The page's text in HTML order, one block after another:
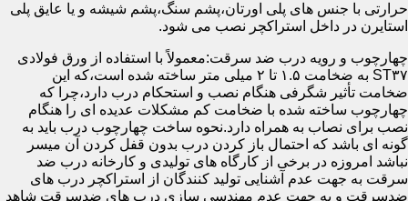
حرارتی با جنس های پلی اورتان،پشم سنگ،پشم شیشه و یا عایق پلی
استایرن در داخل استراکچر نصب می شود.
چهارچوب و رویه درب ضد سرقت:معمولاً با استفاده از ورق فولادی
ST۳۷ به ضخامت ۱.۵ تا ۲ میلی متر ساخته شده است،که این
ضخامت تأثیر شگرفی هنگام نصب و استحکام درب دارد،چرا که
چهارچوب ساخته شده با ضخامت کم مشکلات عدیده ای را هنگام
نصب برای نصاب به همراه دارد.نحوه ساخت چهارچوب درب باید به
گونه ای باشد که احتمال باز کردن درب بدون قفل کردن آن میسر
نباشد امروزه در برخی از کارگاه های تولیدی و کارخانه درب ضد
سرقت به جهت عدم آشنایی تولید کنندگان از استراکچر درب های
ضدسرقت و به جهت عدم مهندسی سازی درب های ضدسرقت شاهد